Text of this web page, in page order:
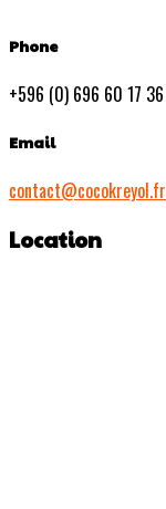
Phone
+596 (0) 696 60 17 36
Email
contact@cocokreyol.fr
Location